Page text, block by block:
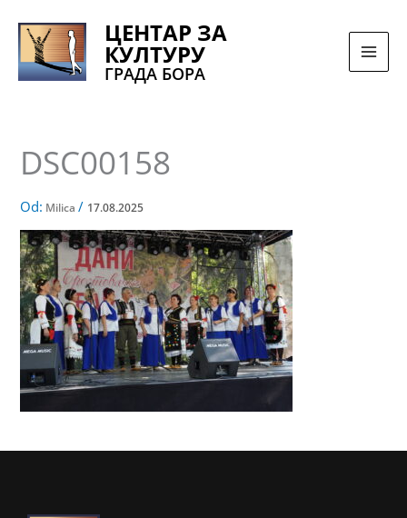
sadržaj
ЦЕНТАР ЗА
КУЛТУРУ
ГРАДА БОРА
DSC00158
Od: Milica/ 17.08.2025